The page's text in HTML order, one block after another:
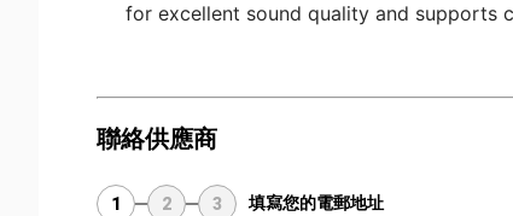
for excellent sound quality and supports
聯絡供應商
1 2 3 填寫您的電郵地址